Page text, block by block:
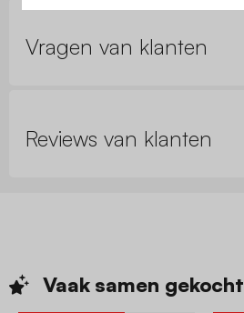
Vragen van klanten
Reviews van klanten
Vaak samen gekocht